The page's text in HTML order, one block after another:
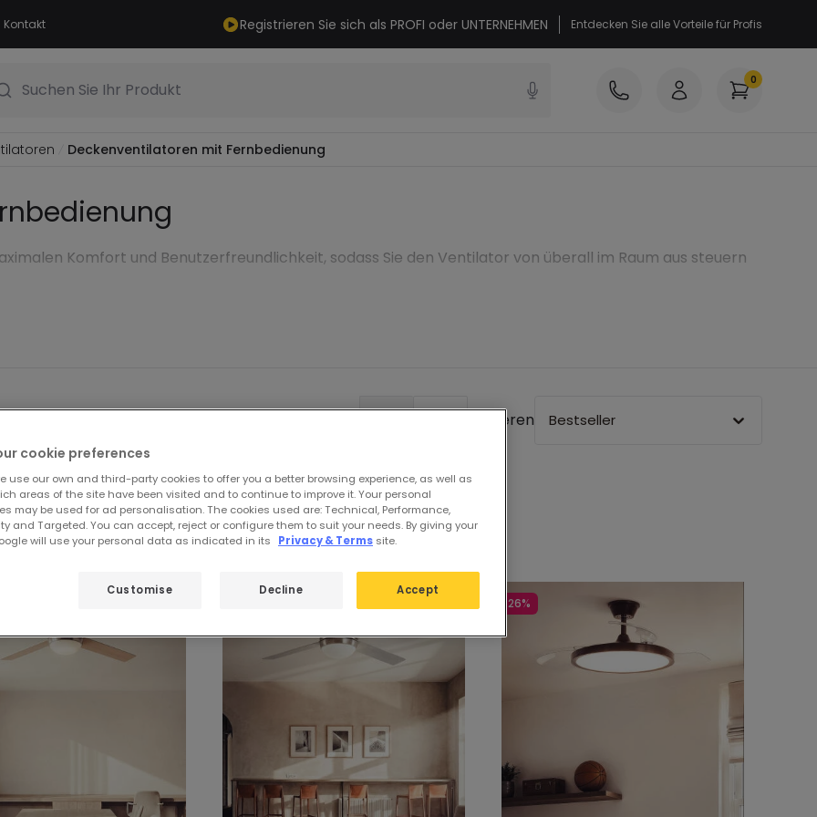
Kontakt Registrieren Sie sich als PROFI oder UNTERNEHMEN Entdecken Sie alle Vorteile für Profis
Suchen Sie Ihr Produkt 0
Deckenventilatoren mit Fernbedienung
Komfort und Benutzerfreundlichkeit, sodass Sie den Ventilator von überall im Raum aus steuern
Sortieren Bestseller
mit Fernbedienung
-26%
cookie preferences
use our own and third-party cookies to offer you a better browsing experience, as well as
areas of the site have been visited and to continue to improve it. Your personal
may be used for ad personalisation. The cookies used are: Technical, Performance,
and Targeted. You can accept, reject or configure them to suit your needs. By giving your
will use your personal data as indicated in its
Privacy & Terms site.
Decline Accept
Customise